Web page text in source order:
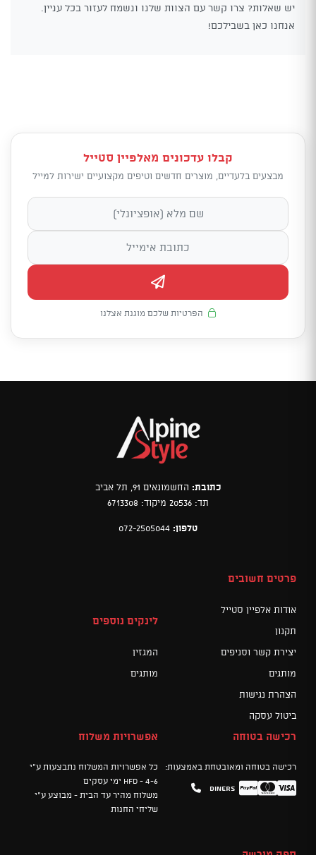
יש שאלות? צרו קשר עם הצוות שלנו ונשמח לעזור בכל עניין.
אנחנו כאן בשבילכם!
קבלו עדכונים מאלפיין סטייל
מבצעים בלעדיים, מוצרים חדשים וטיפים מקצועיים ישירות למייל
הפרטיות שלכם מוגנת אצלנו
כתובת: החשמונאים 91, תל אביב
תד: 20536 מיקוד: 6713308
טלפון: 072-2505044
פרטים חשובים
אודות אלפיין סטייל
תקנון
יצירת קשר וסניפים
מותגים
הצהרת נגישות
ביטול עסקה
לינקים נוספים
המגזין
מותגים
רכישה בטוחה
רכישה בטוחה ומאובטחת באמצעות:
Visa
Mastercard
PayPal
Diners
אפשרויות משלוח
כל אפשרויות המשלוח נתבצעות ע"י
HFD - 4-6 ימי עסקים
משלוח מהיר עד הבית - מבוצע ע"י
שליחי החנות